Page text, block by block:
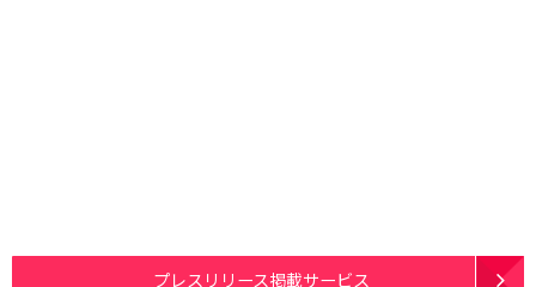
プレスリリース掲載サービス